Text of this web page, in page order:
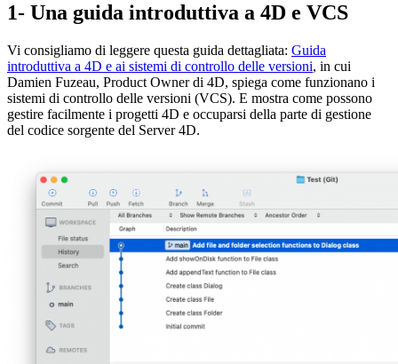
1- Una guida introduttiva a 4D e VCS
Vi consigliamo di leggere questa guida dettagliata: Guida
introduttiva a 4D e ai sistemi di controllo delle versioni, in cui
Damien Fuzeau, Product Owner di 4D, spiega come funzionano i
sistemi di controllo delle versioni (VCS). E mostra come possono
gestire facilmente i progetti 4D e occuparsi della parte di gestione
del codice sorgente del Server 4D.